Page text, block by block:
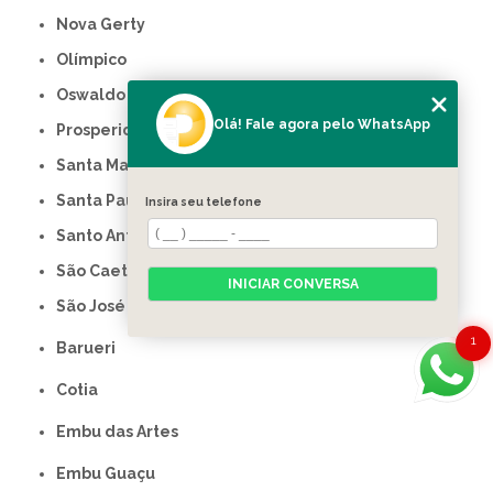
Nova Gerty
Olímpico
Oswaldo Cruz
Prosperidade
Santa Maria
Santa Paula
Santo Antônio
São Caetano do Sul
São José
Barueri
Cotia
Embu das Artes
Embu Guaçu
1
Olá! Fale agora pelo WhatsApp
Insira seu telefone
INICIAR CONVERSA